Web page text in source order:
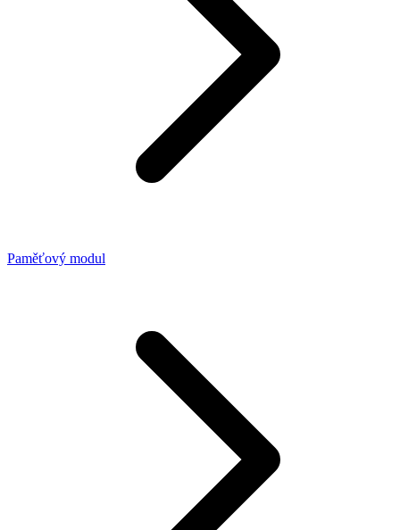
Paměťový modul